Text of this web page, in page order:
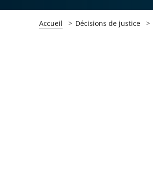
Accueil Décisions de justice